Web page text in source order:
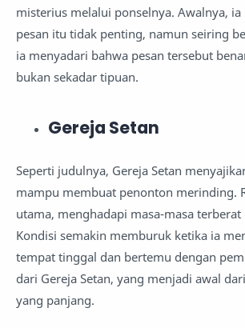
misterius melalui ponselnya. Awalnya,
pesan itu tidak penting, namun seiring
ia menyadari bahwa pesan tersebut
bukan sekadar tipuan.
Gereja Setan
Seperti judulnya, Gereja Setan
mampu membuat penonton merinding.
utama, menghadapi masa-masa
Kondisi semakin memburuk ketika ia
tempat tinggal dan bertemu dengan
dari Gereja Setan, yang menjadi awal
yang panjang.